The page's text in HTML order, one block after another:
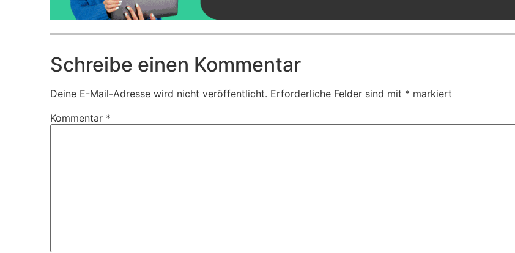
Schreibe einen Kommentar
Deine E-Mail-Adresse wird nicht veröffentlicht. Erforderliche Felder sind mit * markiert
Kommentar *